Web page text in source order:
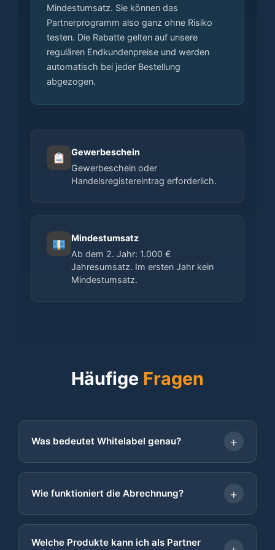
Mindestumsatz. Sie können das
Partnerprogramm also ganz ohne Risiko
testen. Die Rabatte gelten auf unsere
regulären Endkundenpreise und werden
automatisch bei jeder Bestellung
abgezogen.
Gewerbeschein
Gewerbeschein oder
Handelsregistereintrag erforderlich.
Mindestumsatz
Ab dem 2. Jahr: 1.000 €
Jahresumsatz. Im ersten Jahr kein
Mindestumsatz.
Häufige Fragen
Was bedeutet Whitelabel genau? +
Whitelabelbedeutet, dass Ihre Kunden nur Sie als
Erscheinung:
Keine Metaliance-Logos oder -Branding beim
Kunden
Wie funktioniert die Abrechnung? +
Sie erhalten von uns eine monatliche Rechnung
über alle gebuchten Produkte – bereits mit Ihrem
Welche Produkte kann ich als Partner